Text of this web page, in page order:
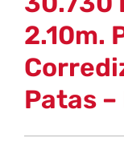
2.10m.
Patas –